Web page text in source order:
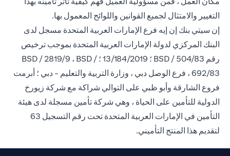
التغيير والامتثال لجميع القوانين واللوائح المعمول بها.
إن سيتي بنك إن إيه فرع الإمارات العربية المتحدة مسجل لدى
البنك المركزي لدولة الإمارات العربية المتحدة بموجب ترخيص
رقم BSD / 504/83 ؛ 13/184/2019 ؛ BSD / 2819/9 ، BSD /
692/83 ، فرع الوصل دبي ، وزارة التربية والتعليم - دبي ؛ أبرمت
فروع الشارقة وأبو ظبي على التوالي شراكة مع شركة زيورخ
الدولية للتأمين على الحياة ، وهي شركة تأمين مسجلة لدى هيئة
التأمين في الإمارات العربية المتحدة تحت رقم التسجيل 63
لتقديم هذا المنتج التأميني.